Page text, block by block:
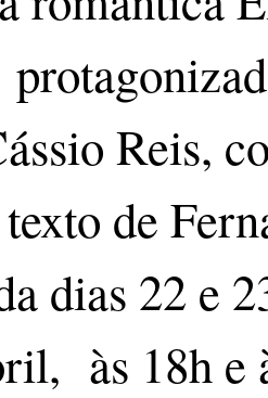
Reis,
de
dias 22 e
às 18h e